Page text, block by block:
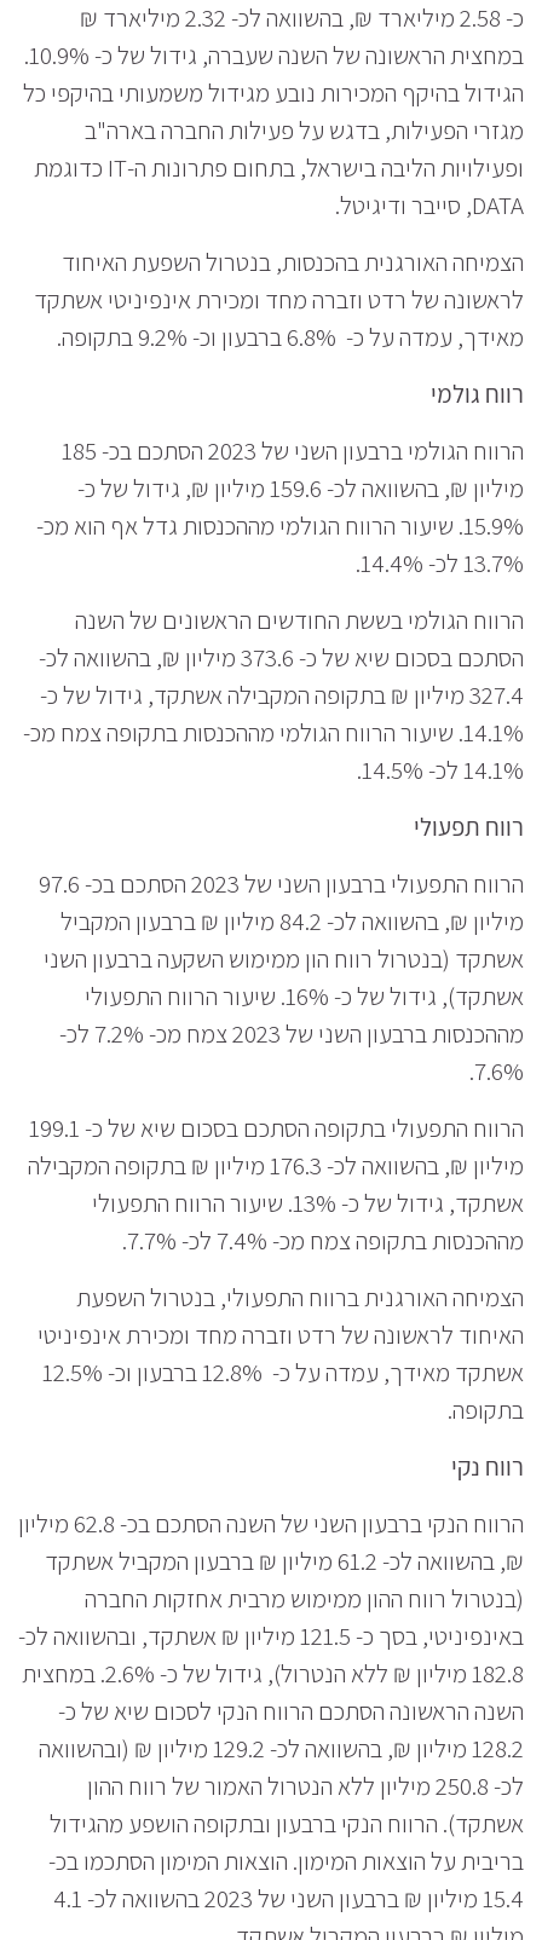
כ- 2.58 מיליארד ₪, בהשוואה לכ- 2.32 מיליארד ₪
במחצית הראשונה של השנה שעברה, גידול של כ- 10.9%.
הגידול בהיקף המכירות נובע מגידול משמעותי בהיקפי כל
מגזרי הפעילות, בדגש על פעילות החברה בארה"ב
ופעילויות הליבה בישראל, בתחום פתרונות ה-IT כדוגמת
DATA, סייבר ודיגיטל.
הצמיחה האורגנית בהכנסות, בנטרול השפעת האיחוד
לראשונה של רדט וזברה מחד ומכירת אינפיניטי אשתקד
מאידך, עמדה על כ- 6.8% ברבעון וכ- 9.2% בתקופה.
רווח גולמי
הרווח הגולמי ברבעון השני של 2023 הסתכם בכ- 185
מיליון ₪, בהשוואה לכ- 159.6 מיליון ₪, גידול של כ-
15.9%. שיעור הרווח הגולמי מההכנסות גדל אף הוא מכ-
13.7% לכ- 14.4%.
הרווח הגולמי בששת החודשים הראשונים של השנה
הסתכם בסכום שיא של כ- 373.6 מיליון ₪, בהשוואה לכ-
327.4 מיליון ₪ בתקופה המקבילה אשתקד, גידול של כ-
14.1%. שיעור הרווח הגולמי מההכנסות בתקופה צמח מכ-
14.1% לכ- 14.5%.
רווח תפעולי
הרווח התפעולי ברבעון השני של 2023 הסתכם בכ- 97.6
מיליון ₪, בהשוואה לכ- 84.2 מיליון ₪ ברבעון המקביל
אשתקד (בנטרול רווח הון ממימוש השקעה ברבעון השני
אשתקד), גידול של כ- 16%. שיעור הרווח התפעולי
מההכנסות ברבעון השני של 2023 צמח מכ- 7.2% לכ-
7.6%.
הרווח התפעולי בתקופה הסתכם בסכום שיא של כ- 199.1
מיליון ₪, בהשוואה לכ- 176.3 מיליון ₪ בתקופה המקבילה
אשתקד, גידול של כ- 13%. שיעור הרווח התפעולי
מההכנסות בתקופה צמח מכ- 7.4% לכ- 7.7%.
הצמיחה האורגנית ברווח התפעולי, בנטרול השפעת
האיחוד לראשונה של רדט וזברה מחד ומכירת אינפיניטי
אשתקד מאידך, עמדה על כ- 12.8% ברבעון וכ- 12.5%
בתקופה.
רווח נקי
הרווח הנקי ברבעון השני של השנה הסתכם בכ- 62.8 מיליון
₪, בהשוואה לכ- 61.2 מיליון ₪ ברבעון המקביל אשתקד
(בנטרול רווח ההון ממימוש מרבית אחזקות החברה
באינפיניטי, בסך כ- 121.5 מיליון ₪ אשתקד, ובהשוואה לכ-
182.8 מיליון ₪ ללא הנטרול), גידול של כ- 2.6%. במחצית
השנה הראשונה הסתכם הרווח הנקי לסכום שיא של כ-
128.2 מיליון ₪, בהשוואה לכ- 129.2 מיליון ₪ (ובהשוואה
לכ- 250.8 מיליון ללא הנטרול האמור של רווח ההון
אשתקד). הרווח הנקי ברבעון ובתקופה הושפע מהגידול
בריבית על הוצאות המימון. הוצאות המימון הסתכמו בכ-
15.4 מיליון ₪ ברבעון השני של 2023 בהשוואה לכ- 4.1